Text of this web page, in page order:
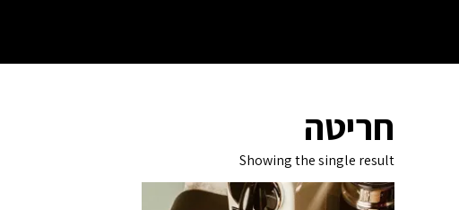
חריטה
Showing the single result
הוסף למועדפים